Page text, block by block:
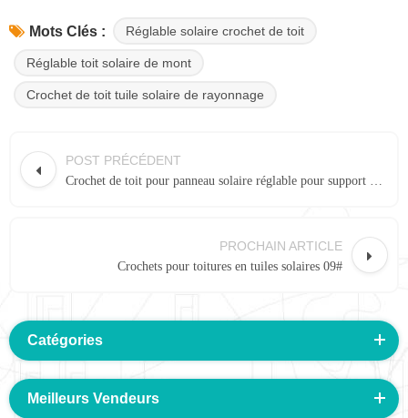
Mots Clés : Réglable solaire crochet de toit
Réglable toit solaire de mont
Crochet de toit tuile solaire de rayonnage
POST PRÉCÉDENT
PROCHAIN ARTICLE
Crochets pour toitures en tuiles solaires 09#
Catégories
Meilleurs Vendeurs